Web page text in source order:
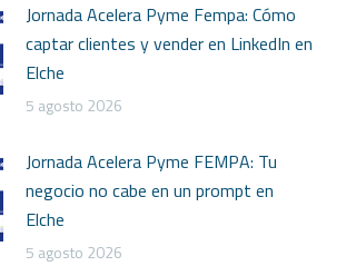
Jornada Acelera Pyme Fempa: Cómo
captar clientes y vender en LinkedIn en
Elche
5 agosto 2026
Jornada Acelera Pyme FEMPA: Tu
negocio no cabe en un prompt en
Elche
5 agosto 2026